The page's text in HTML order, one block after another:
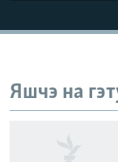
Яшчэ на